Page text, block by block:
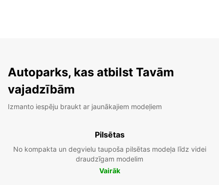
Autoparks, kas atbilst Tavām
vajadzībām
Izmanto iespēju braukt ar jaunākajiem modeļiem
Pilsētas
No kompakta un degvielu taupoša pilsētas modeļa līdz videi
draudzīgam modelim
Vairāk